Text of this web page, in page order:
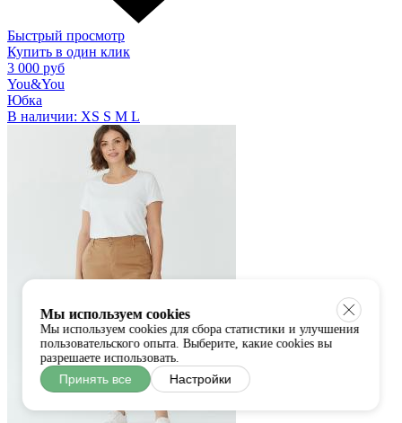
Быстрый просмотр
Купить в один клик
3 000 руб
You&You
Юбка
В наличии: XS S M L
Мы используем cookies
Мы используем cookies для сбора статистики и улучшения
пользовательского опыта. Выберите, какие cookies вы
разрешаете использовать.
Принять все Настройки